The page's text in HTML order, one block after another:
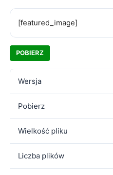
[featured_image]
POBIERZ
Wersja
Pobierz
Wielkość pliku
Liczba plików